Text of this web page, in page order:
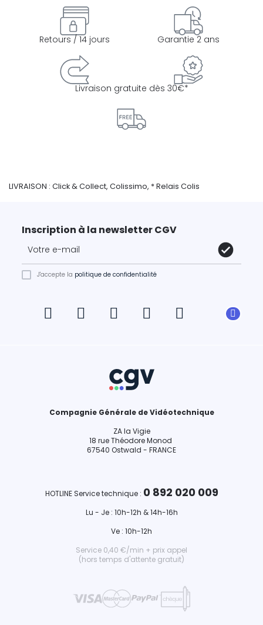
Retours / 14 jours Garantie 2 ans
Livraison gratuite dès 30€*
LIVRAISON : Click & Collect, Colissimo, * Relais Colis
Inscription à la newsletter CGV
J'accepte la politique de confidentialité
Compagnie Générale de Vidéotechnique
ZA la Vigie
18 rue Théodore Monod
67540 Ostwald - FRANCE
HOTLINE Service technique : 0 892 020 009
Lu - Je : 10h-12h & 14h-16h
Ve : 10h-12h
Service 0,40 €/min + prix appel
(hors temps d'attente gratuit)